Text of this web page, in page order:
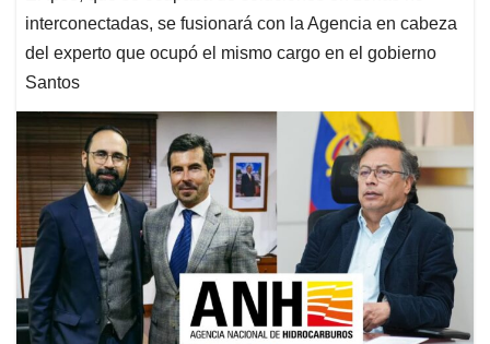
interconectadas, se fusionará con la Agencia en cabeza
del experto que ocupó el mismo cargo en el gobierno
Santos